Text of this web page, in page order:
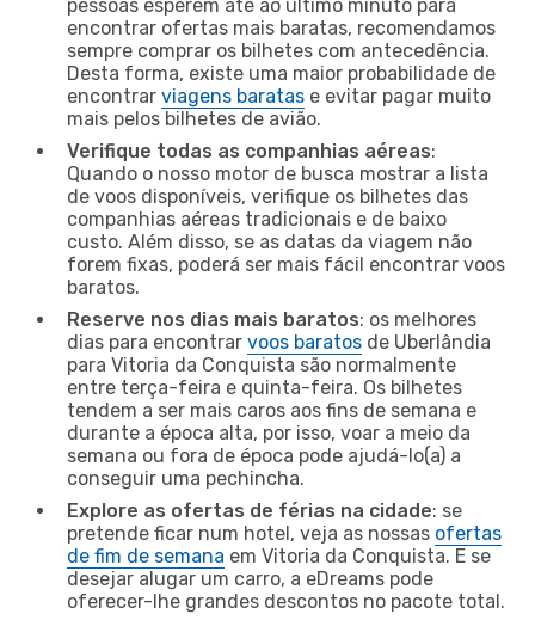
pessoas esperem até ao último minuto para
encontrar ofertas mais baratas, recomendamos
sempre comprar os bilhetes com antecedência.
Desta forma, existe uma maior probabilidade de
encontrar viagens baratas e evitar pagar muito
mais pelos bilhetes de avião.
Verifique todas as companhias aéreas:
Quando o nosso motor de busca mostrar a lista
de voos disponíveis, verifique os bilhetes das
companhias aéreas tradicionais e de baixo
custo. Além disso, se as datas da viagem não
forem fixas, poderá ser mais fácil encontrar voos
baratos.
Reserve nos dias mais baratos: os melhores
dias para encontrar voos baratos de Uberlândia
para Vitoria da Conquista são normalmente
entre terça-feira e quinta-feira. Os bilhetes
tendem a ser mais caros aos fins de semana e
durante a época alta, por isso, voar a meio da
semana ou fora de época pode ajudá-lo(a) a
conseguir uma pechincha.
Explore as ofertas de férias na cidade: se
pretende ficar num hotel, veja as nossas ofertas
de fim de semana em Vitoria da Conquista. E se
desejar alugar um carro, a eDreams pode
oferecer-lhe grandes descontos no pacote total.